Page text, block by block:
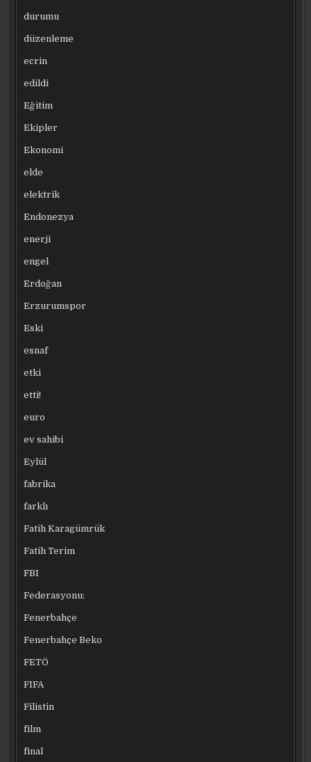
durumu
düzenleme
ecrin
edildi
Eğitim
Ekipler
Ekonomi
elde
elektrik
Endonezya
enerji
engel
Erdoğan
Erzurumspor
Eski
esnaf
etki
etti!
euro
ev sahibi
Eylül
fabrika
farklı
Fatih Karagümrük
Fatih Terim
FBI
Federasyonu:
Fenerbahçe
Fenerbahçe Beko
FETÖ
FIFA
Filistin
film
final